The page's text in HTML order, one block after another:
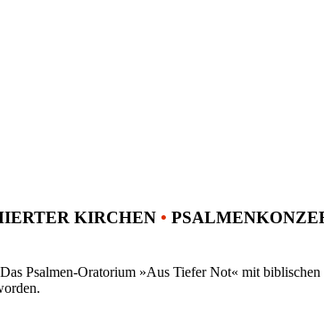
KIRCHEN •
Psalmen-Oratorium »Aus Tiefer Not« mit